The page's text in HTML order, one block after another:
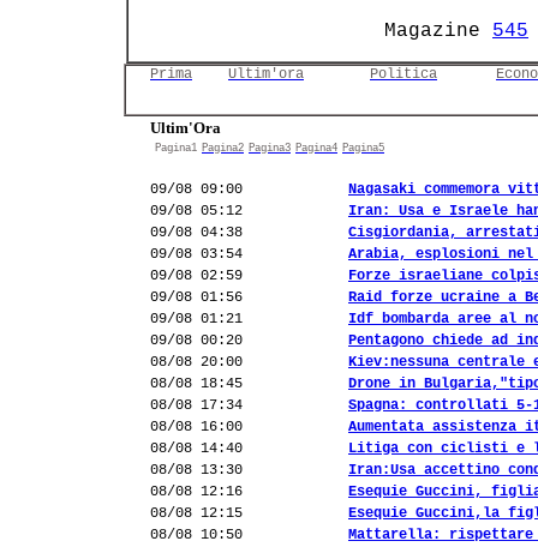
   Magazine
545
Prima Ultim'ora Politica
Ultim'Ora
Pagina1 Pagina2 Pagina3 Pagina4 Pagina5
09/08 09:00
Nagasaki commemora
09/08 05:12
Iran: Usa e Israele
09/08 04:38
Cisgiordania,
09/08 03:54
Arabia, esplosioni nel
09/08 02:59
Forze israeliane
09/08 01:56
Raid forze ucraine a
09/08 01:21
Idf bombarda aree al
09/08 00:20
Pentagono chiede ad
08/08 20:00
Kiev:nessuna
08/08 18:45
Drone in
08/08 17:34
Spagna: controllati 5-
08/08 16:00
Aumentata assistenza
08/08 14:40
Litiga con ciclisti
08/08 13:30
Iran:Usa accettino
08/08 12:16
Esequie Guccini,
08/08 12:15
Esequie Guccini,la
08/08 10:50
Mattarella: